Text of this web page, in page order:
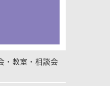
・教室・相談会